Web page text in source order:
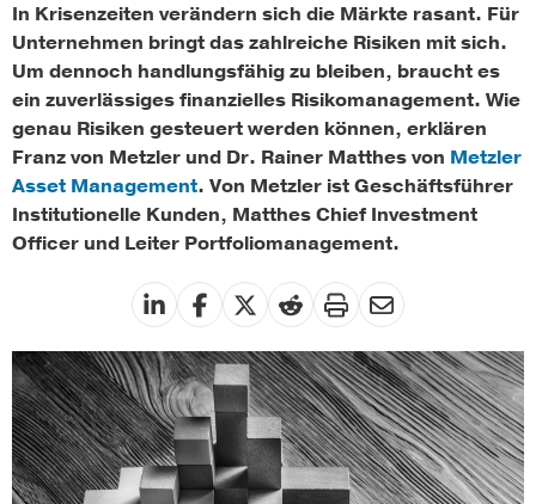
In Krisenzeiten verändern sich die Märkte rasant. Für
Unternehmen bringt das zahlreiche Risiken mit sich.
Um dennoch handlungsfähig zu bleiben, braucht es
ein zuverlässiges finanzielles Risikomanagement. Wie
genau Risiken gesteuert werden können, erklären
Franz von Metzler und Dr. Rainer Matthes von Metzler
Asset Management. Von Metzler ist Geschäftsführer
Institutionelle Kunden, Matthes Chief Investment
Officer und Leiter Portfoliomanagement.